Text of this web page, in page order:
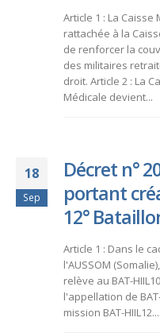
Article 1 : La
rattachée à la
de renforcer la
des militaires
droit. Article 2 : La
Médicale devient...
18
Sep
Décret n°
portant
12°
Article 1 : Dans le
l'AUSSOM
relève au BAT-
l'appellation de
mission BAT-HIIL12...